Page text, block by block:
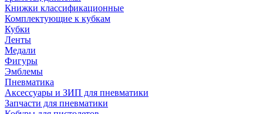
Книжки классификационные
Комплектующие к кубкам
Кубки
Ленты
Медали
Фигуры
Эмблемы
Пневматика
Аксессуары и ЗИП для пневматики
Запчасти для пневматики